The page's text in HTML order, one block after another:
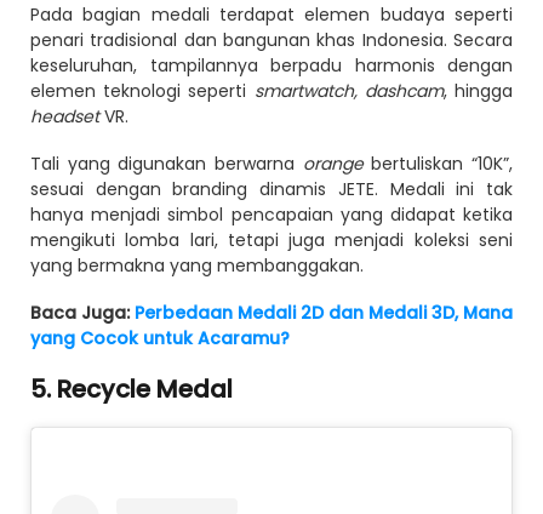
Pada bagian medali terdapat elemen budaya seperti
penari tradisional dan bangunan khas Indonesia. Secara
keseluruhan, tampilannya berpadu harmonis dengan
elemen teknologi seperti smartwatch, dashcam, hingga
headsetVR.
Tali yang digunakan berwarna orangebertuliskan “10K”,
sesuai dengan branding dinamis JETE. Medali ini tak
hanya menjadi simbol pencapaian yang didapat ketika
mengikuti lomba lari, tetapi juga menjadi koleksi seni
yang bermakna yang membanggakan.
Baca Juga: Perbedaan Medali 2D dan Medali 3D, Mana
yang Cocok untuk Acaramu?
5. Recycle Medal